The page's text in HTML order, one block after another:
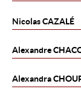
NicolasCAZALÉ
Alexandre
Alexandra